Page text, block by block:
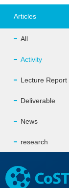
Articles
All
Activity
Lecture Report
Deliverable
News
research